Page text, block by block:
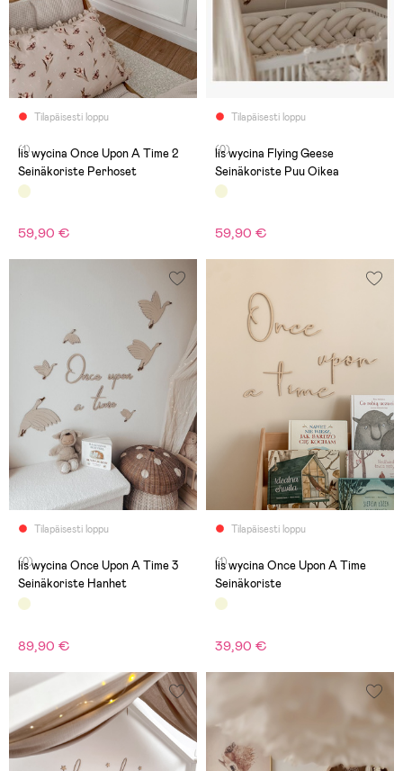
Tilapäisesti loppu
(1)
lis wycina Once Upon A Time 2
Seinäkoriste Perhoset
59,90 €
Tilapäisesti loppu
(0)
lis wycina Flying Geese
Seinäkoriste Puu Oikea
59,90 €
Tilapäisesti loppu
(0)
lis wycina Once Upon A Time 3
Seinäkoriste Hanhet
89,90 €
Tilapäisesti loppu
(1)
lis wycina Once Upon A Time
Seinäkoriste
39,90 €